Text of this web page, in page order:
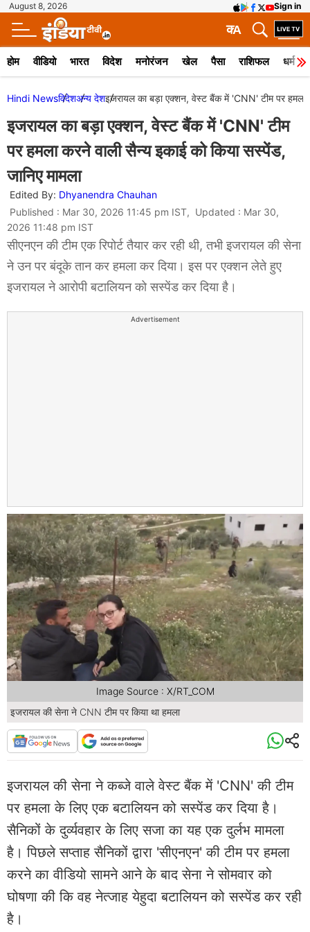
August 8, 2026 Sign in
A
क
होम वीडियो भारत विदेश मनोरंजन खेल पैसा राशिफल धर्म
Hindi Newsविदेशअन्य देशइजरायल का बड़ा एक्शन, वेस्ट बैंक में 'CNN' टीम पर हमला
इजरायल का बड़ा एक्शन, वेस्ट बैंक में 'CNN' टीम
पर हमला करने वाली सैन्य इकाई को किया सस्पेंड,
जानिए मामला
Edited By: Dhyanendra Chauhan
Published : Mar 30, 2026 11:45 pm IST, Updated : Mar 30,
2026 11:48 pm IST
सीएनएन की टीम एक रिपोर्ट तैयार कर रही थी, तभी इजरायल की सेना
ने उन पर बंदूके तान कर हमला कर दिया। इस पर एक्शन लेते हुए
इजरायल ने आरोपी बटालियन को सस्पेंड कर दिया है।
Advertisement
इजरायल की सेना ने CNN टीम पर किया था हमला
Image Source : X/RT_COM
इजरायल की सेना ने कब्जे वाले वेस्ट बैंक में 'CNN' की टीम
पर हमला के लिए एक बटालियन को सस्पेंड कर दिया है।
सैनिकों के दुर्व्यवहार के लिए सजा का यह एक दुर्लभ मामला
है। पिछले सप्ताह सैनिकों द्वारा 'सीएनएन' की टीम पर हमला
करने का वीडियो सामने आने के बाद सेना ने सोमवार को
घोषणा की कि वह नेत्जाह येहुदा बटालियन को सस्पेंड कर रही
है।